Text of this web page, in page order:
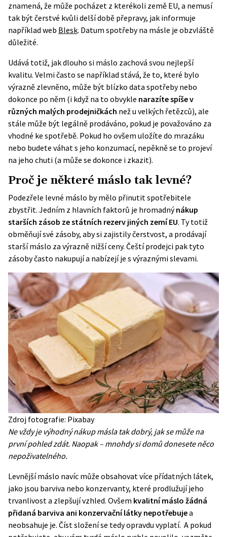
znamená, že může pocházet z kterékoli země EU, a nemusí
tak být čerstvé kvůli delší době přepravy, jak informuje
například web Blesk. Datum spotřeby na másle je obzvláště
důležité.
Udává totiž, jak dlouho si máslo zachová svou nejlepší
kvalitu. Velmi často se například stává, že to, které bylo
výrazně zlevněno, může být blízko data spotřeby nebo
dokonce po něm (i když na to obvykle narazíte spíše v
různých malých prodejničkách než u velkých řetězců), ale
stále může být legálně prodáváno, pokud je považováno za
vhodné ke spotřebě. Pokud ho ovšem uložíte do mrazáku
nebo budete váhat s jeho konzumací, nepěkně se to projeví
na jeho chuti (a může se dokonce i zkazit).
Proč je některé máslo tak levné?
Podezřele levné máslo by mělo přinutit spotřebitele
zbystřit. Jedním z hlavních faktorů je hromadnýnákup
starších zásob ze státních rezerv jiných zemí EU. Ty totiž
obměňují své zásoby, aby si zajistily čerstvost, a prodávají
starší máslo za výrazně nižší ceny. Čeští prodejci pak tyto
zásoby často nakupují a nabízejí je s výraznými slevami.
Zdroj fotografie: Pixabay
Ne vždy je výhodný nákup másla tak dobrý, jak se může na
první pohled zdát. Naopak – mnohdy si domů donesete něco
nepoživatelného.
Levnější máslo navíc může obsahovat více přídatných látek,
jako jsou barviva nebo konzervanty, které prodlužují jeho
trvanlivost a zlepšují vzhled. Ovšem kvalitní máslo žádná
přidaná barviva ani konzervační látky nepotřebujea
neobsahuje je. Číst složení se tedy opravdu vyplatí. A pokud